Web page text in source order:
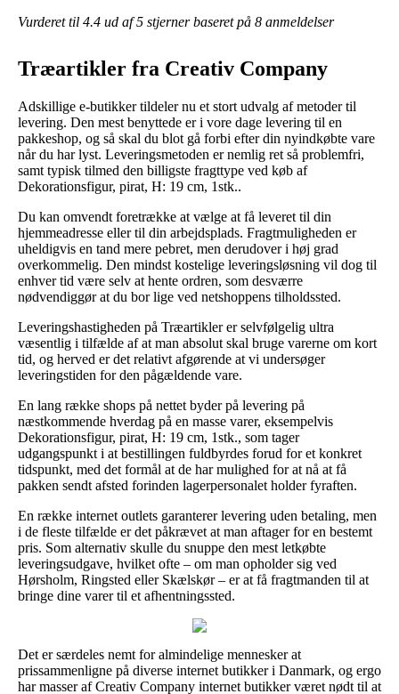
Vurderet til 4.4 ud af 5 stjerner baseret på 8 anmeldelser
Træartikler fra Creativ Company
Adskillige e-butikker tildeler nu et stort udvalg af metoder til
levering. Den mest benyttede er i vore dage levering til en
pakkeshop, og så skal du blot gå forbi efter din nyindkøbte vare
når du har lyst. Leveringsmetoden er nemlig ret så problemfri,
samt typisk tilmed den billigste fragttype ved køb af
Dekorationsfigur, pirat, H: 19 cm, 1stk..
Du kan omvendt foretrække at vælge at få leveret til din
hjemmeadresse eller til din arbejdsplads. Fragtmuligheden er
uheldigvis en tand mere pebret, men derudover i høj grad
overkommelig. Den mindst kostelige leveringsløsning vil dog til
enhver tid være selv at hente ordren, som desværre
nødvendiggør at du bor lige ved netshoppens tilholdssted.
Leveringshastigheden på Træartikler er selvfølgelig ultra
væsentlig i tilfælde af at man absolut skal bruge varerne om kort
tid, og herved er det relativt afgørende at vi undersøger
leveringstiden for den pågældende vare.
En lang række shops på nettet byder på levering på
næstkommende hverdag på en masse varer, eksempelvis
Dekorationsfigur, pirat, H: 19 cm, 1stk., som tager
udgangspunkt i at bestillingen fuldbyrdes forud for et konkret
tidspunkt, med det formål at de har mulighed for at nå at få
pakken sendt afsted forinden lagerpersonalet holder fyraften.
En række internet outlets garanterer levering uden betaling, men
i de fleste tilfælde er det påkrævet at man aftager for en bestemt
pris. Som alternativ skulle du snuppe den mest letkøbte
leveringsudgave, hvilket ofte – om man opholder sig ved
Hørsholm, Ringsted eller Skælskør – er at få fragtmanden til at
bringe dine varer til et afhentningssted.
Det er særdeles nemt for almindelige mennesker at
prissammenligne på diverse internet butikker i Danmark, og ergo
har masser af Creativ Company internet butikker været nødt til at